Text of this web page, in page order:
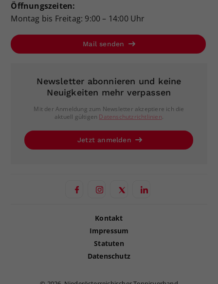
Öffnungszeiten:
Montag bis Freitag: 9:00 – 14:00 Uhr
Mail senden
Newsletter abonnieren und keine
Neuigkeiten mehr verpassen
Mit der Anmeldung zum Newsletter akzeptiere ich die
aktuell gültigen Datenschutzrichtlinien.
Jetzt anmelden
Kontakt
Impressum
Statuten
Datenschutz